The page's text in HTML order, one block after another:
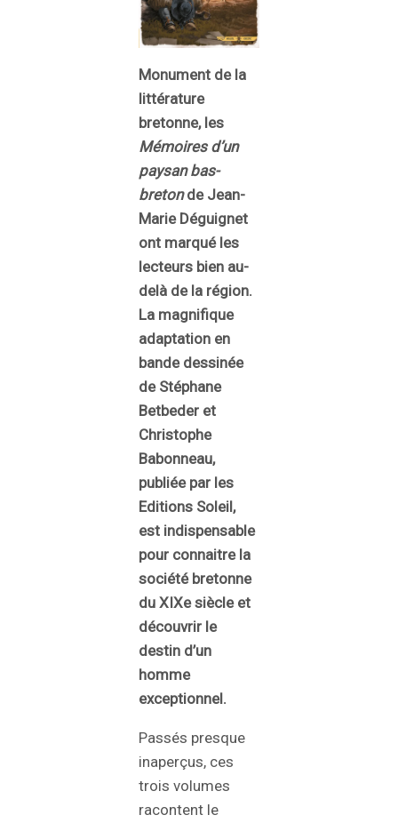
Monument de la
littérature
bretonne, les
Mémoires d’un
paysan bas-
bretonde Jean-
Marie Déguignet
ont marqué les
lecteurs bien au-
delà de la région.
La magnifique
adaptation en
bande dessinée
de Stéphane
Betbeder et
Christophe
Babonneau,
publiée par les
Editions Soleil,
est indispensable
pour connaitre la
société bretonne
du XIXe siècle et
découvrir le
destin d’un
homme
exceptionnel.
Passés presque
inaperçus, ces
trois volumes
racontent le